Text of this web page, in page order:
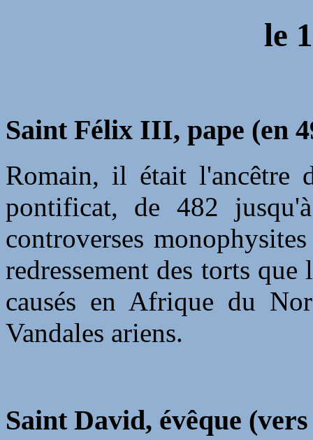
le 1
Saint Félix III, pape (en
Romain, il était l'ancêtre
pontificat, de 482
controverses
redressement des torts que
causés en Afrique du
Vandales ariens.
Saint David, évêque